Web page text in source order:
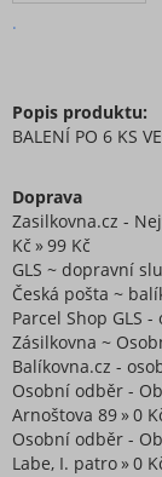
.
Popis produktu:
BALENÍ PO 6 KS
Doprava
Zasilkovna.cz -
Kč
99 Kč
GLS ~ dopravní
Česká pošta ~
Parcel Shop GLS
Zásilkovna ~
Balíkovna.cz -
Osobní odběr -
Arnoštova 89
0
Osobní odběr -
Labe, I. patro
0